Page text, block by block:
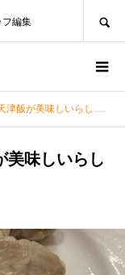
編集
味しいらしい（口コミ）
美味しいらし